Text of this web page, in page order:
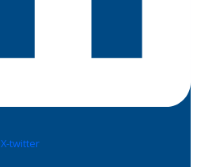
X-twitter